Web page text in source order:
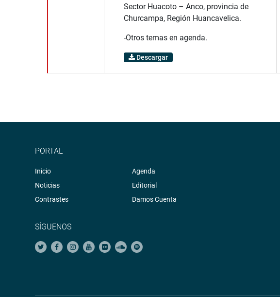
Sector Huacoto – Anco, provincia de
Churcampa, Región Huancavelica.
-Otros temas en agenda.
Descargar
PORTAL
Inicio
Noticias
Contrastes
Agenda
Editorial
Damos Cuenta
SÍGUENOS